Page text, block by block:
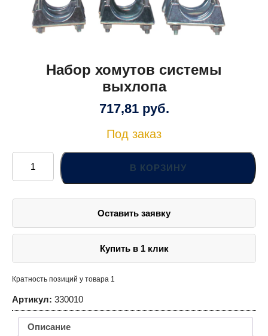
Набор хомутов системы
выхлопа
717,81 руб.
Под заказ
Количество
товара
Набор
хомутов
выхлопа
В КОРЗИНУ
Оставить заявку
Купить в 1 клик
Кратность позиций у товара 1
Артикул: 330010
Описание